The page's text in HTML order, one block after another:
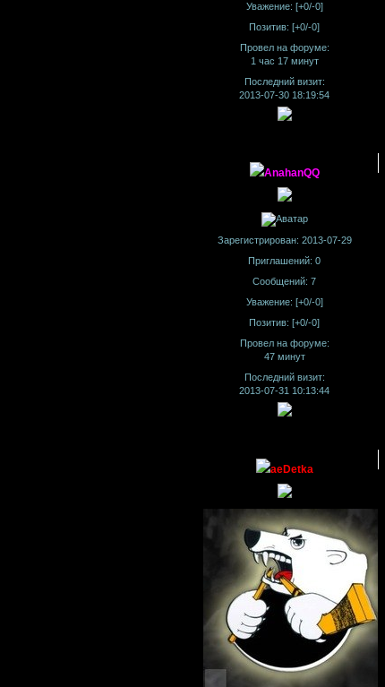
Уважение: [+0/-0]
Позитив: [+0/-0]
Провел на форуме:
1 час 17 минут
Последний визит:
2013-07-30 18:19:54
AnahanQQ
Зарегистрирован: 2013-07-29
Приглашений: 0
Сообщений: 7
Уважение: [+0/-0]
Позитив: [+0/-0]
Провел на форуме:
47 минут
Последний визит:
2013-07-31 10:13:44
aeDetka